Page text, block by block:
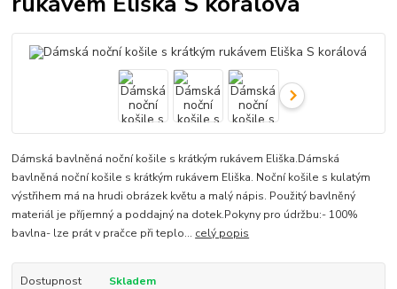
Dámská bavlněná noční košile s krátkým rukávem Eliška.Dámská
bavlněná noční košile s krátkým rukávem Eliška. Noční košile s kulatým
výstřihem má na hrudi obrázek květu a malý nápis. Použitý bavlněný
materiál je příjemný a poddajný na dotek.Pokyny pro údržbu:- 100%
bavlna- lze prát v pračce při teplo... celý popis
Dostupnost Skladem